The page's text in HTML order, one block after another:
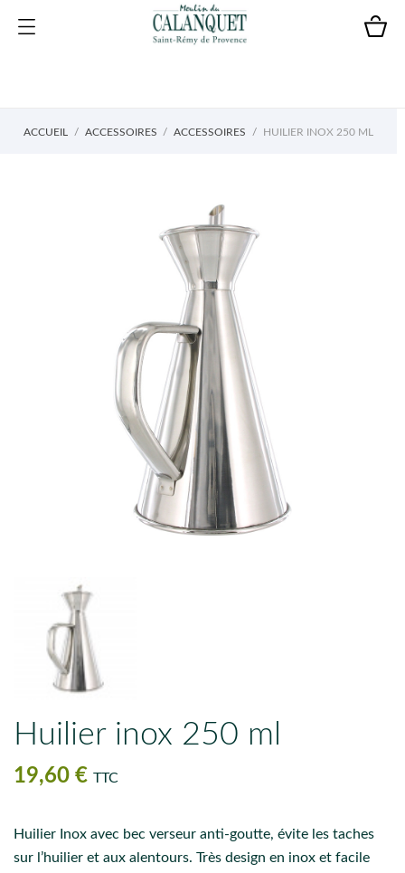
ACCUEIL ACCESSOIRES ACCESSOIRES HUILIER INOX 250 ML
Huilier inox 250 ml
19,60 € TTC
Huilier Inox avec bec verseur anti-goutte, évite les taches
sur l’huilier et aux alentours. Très design en inox et facile